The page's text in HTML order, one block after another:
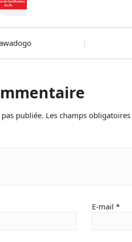
publiée. Les champs
E-mail *